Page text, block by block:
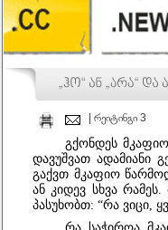
| რეიტინგი 3
გქონდეს
დავუშვათ ადამიანი
გაქვთ მკაფიო
ან კიდევ სხვა
პასუხობთ: “რა ვიცი,